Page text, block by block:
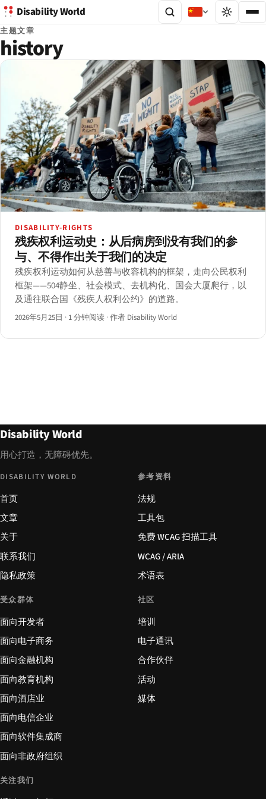
Disability World
主题文章
history
DISABILITY-RIGHTS
残疾权利运动史：从后病房到没有我们的参
与、不得作出关于我们的决定
残疾权利运动如何从慈善与收容机构的框架，走向公民权利
框架——504静坐、社会模式、去机构化、国会大厦爬行，以
及通往联合国《残疾人权利公约》的道路。
2026年5月25日 · 1 分钟阅读 ·作者 Disability World
Disability World
用心打造，无障碍优先。
DISABILITY WORLD
首页
文章
关于
联系我们
隐私政策
参考资料
法规
工具包
免费 WCAG 扫描工具
WCAG / ARIA
术语表
受众群体
面向开发者
面向电子商务
面向金融机构
面向教育机构
面向酒店业
面向电信企业
面向软件集成商
面向非政府组织
社区
培训
电子通讯
合作伙伴
活动
媒体
关注我们